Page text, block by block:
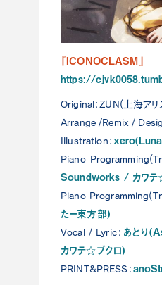
『ICONOCLASM』
https://
Original：ZUN(上海ア
Arrange /Remix /
Illustration：
Piano
Soundworks / カワテ
Piano
たー東方部)
Vocal / Lyric： あとり
カワテ☆ブクロ)
PRINT&PRESS：